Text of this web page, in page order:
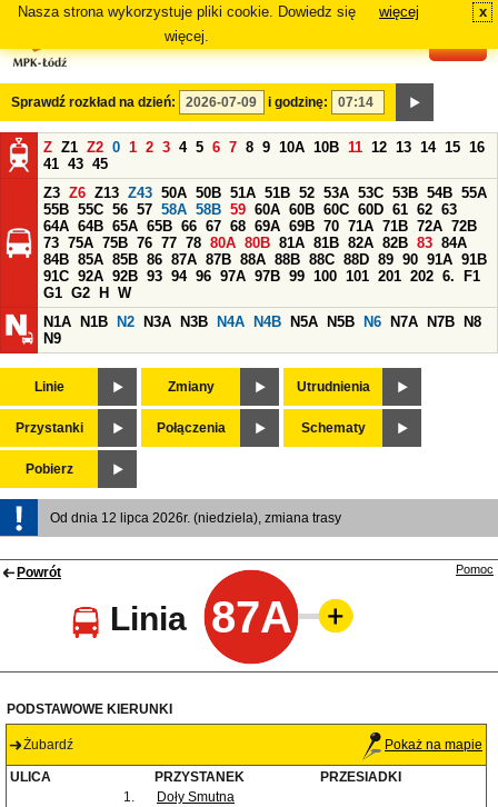
Nasza strona wykorzystuje pliki cookie. Dowiedz się
więcej.
więcej x
Sprawdź rozkład na dzień: i godzinę:
Z Z1 Z2 0 1 2 3 4 5 6 7 8 9 10A 10B 11 12 13 14 15 16
41 43 45
Z3 Z6 Z13 Z43 50A 50B 51A 51B 52 53A 53C 53B 54B 55A
55B 55C 56 57 58A 58B 59 60A 60B 60C 60D 61 62 63
64A 64B 65A 65B 66 67 68 69A 69B 70 71A 71B 72A 72B
73 75A 75B 76 77 78 80A 80B 81A 81B 82A 82B 83 84A
84B 85A 85B 86 87A 87B 88A 88B 88C 88D 89 90 91A 91B
91C 92A 92B 93 94 96 97A 97B 99 100 101 201 202 6.
F1
G1 G2 H
W
N1A
N1B N2 N3A N3B N4A N4B N5A N5B N6 N7A N7B
N8
N9
Linie Zmiany Utrudnienia
Przystanki Połączenia Schematy
Pobierz
Od dnia 12 lipca 2026r. (niedziela), zmiana trasy
Powrót
Linia 87A
Pomoc
PODSTAWOWE KIERUNKI
Żubardź Pokaż na mapie
ULICA PRZYSTANEK
PRZESIADKI
1.
Doły Smutna